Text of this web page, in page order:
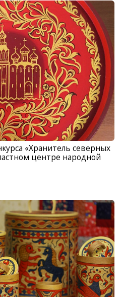
«Хранитель северных
центре народной